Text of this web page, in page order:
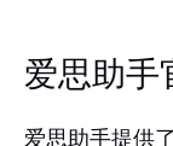
爱思助手
爱思助手提供